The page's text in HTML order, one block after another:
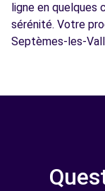
ligne en quelques
sérénité. Votre
Septèmes-les-